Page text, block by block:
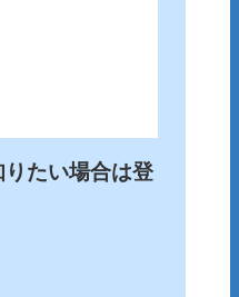
たい場合は登